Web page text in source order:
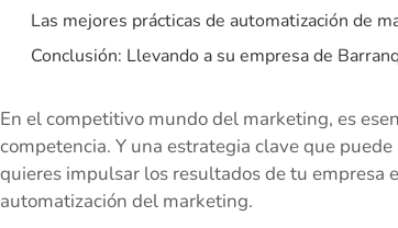
Las mejores prácticas de automatización de
Conclusión: Llevando a su empresa de
En el competitivo mundo del marketing, es
competencia. Y una estrategia clave que
quieres impulsar los resultados de tu empresa
automatización del marketing.